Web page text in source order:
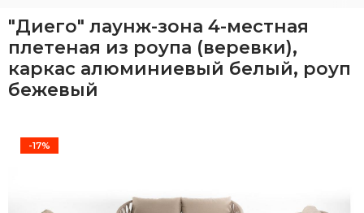
"Диего" лаунж-зона 4-местная
плетеная из роупа (веревки),
каркас алюминиевый белый, роуп
бежевый
-17%